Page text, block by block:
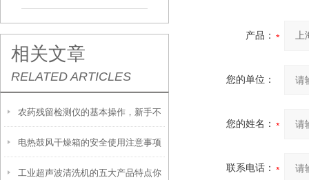
相关文章
RELATED ARTICLES
农药残留检测仪的基本操作，新手不
得不看！
电热鼓风干燥箱的安全使用注意事项
有哪些？
工业超声波清洗机的五大产品特点你
产品：
您的单位：
您的姓名：
联系电话：